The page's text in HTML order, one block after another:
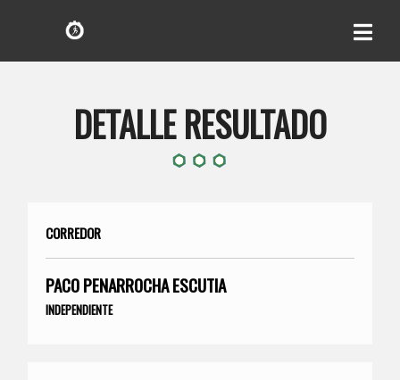
DETALLE RESULTADO
CORREDOR
PACO PENARROCHA ESCUTIA
INDEPENDIENTE